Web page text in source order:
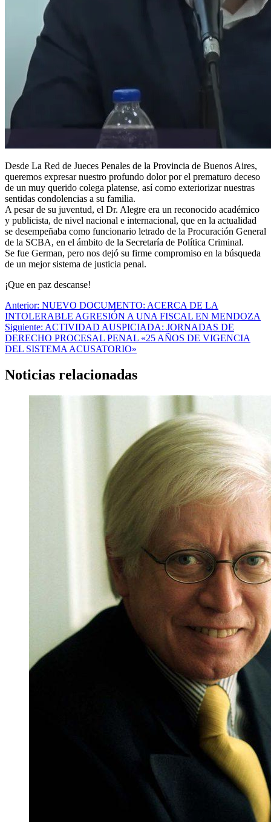
Desde La Red de Jueces Penales de la Provincia de Buenos Aires,
queremos expresar nuestro profundo dolor por el prematuro deceso
de un muy querido colega platense, así como exteriorizar nuestras
sentidas condolencias a su familia.
A pesar de su juventud, el Dr. Alegre era un reconocido académico
y publicista, de nivel nacional e internacional, que en la actualidad
se desempeñaba como funcionario letrado de la Procuración General
de la SCBA, en el ámbito de la Secretaría de Política Criminal.
Se fue German, pero nos dejó su firme compromiso en la búsqueda
de un mejor sistema de justicia penal.
¡Que en paz descanse!
Navegación
de
entradas
Anterior: NUEVO DOCUMENTO: ACERCA DE LA
INTOLERABLE AGRESIÓN A UNA FISCAL EN MENDOZA
Siguiente: ACTIVIDAD AUSPICIADA: JORNADAS DE
DERECHO PROCESAL PENAL «25 AÑOS DE VIGENCIA
DEL SISTEMA ACUSATORIO»
Noticias relacionadas